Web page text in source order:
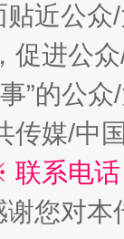
近公
促进公
”的公
传媒/中
联系电
您对